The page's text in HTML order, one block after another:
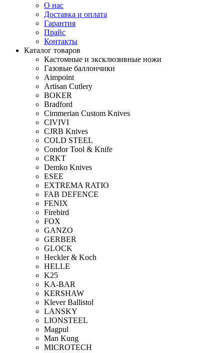
О нас
Доставка и оплата
Гарантия
Прайс
Контакты
Каталог товаров
Кастомные и эксклюзивные ножи
Газовые баллончики
Aimpoint
Artisan Cutlery
BOKER
Bradford
Cimmerian Custom Knives
CIVIVI
CJRB Knives
COLD STEEL
Condor Tool & Knife
CRKT
Demko Knives
ESEE
EXTREMA RATIO
FAB DEFENCE
FENIX
Firebird
FOX
GANZO
GERBER
GLOCK
Heckler & Koch
HELLE
K25
KA-BAR
KERSHAW
Klever Ballistol
LANSKY
LIONSTEEL
Magpul
Man Kung
MICROTECH